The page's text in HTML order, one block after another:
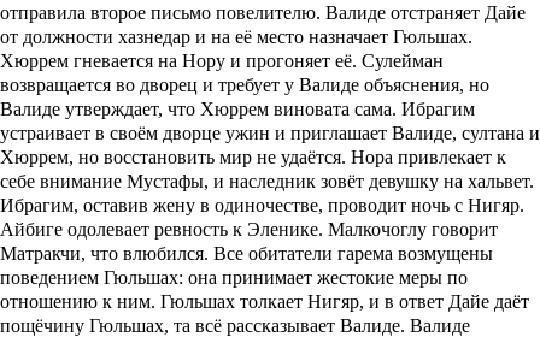
отправила второе письмо повелителю. Валиде отстраняет Дайе
от должности хазнедар и на её место назначает Гюльшах.
Хюррем гневается на Нору и прогоняет её. Сулейман
возвращается во дворец и требует у Валиде объяснения, но
Валиде утверждает, что Хюррем виновата сама. Ибрагим
устраивает в своём дворце ужин и приглашает Валиде, султана и
Хюррем, но восстановить мир не удаётся. Нора привлекает к
себе внимание Мустафы, и наследник зовёт девушку на хальвет.
Ибрагим, оставив жену в одиночестве, проводит ночь с Нигяр.
Айбиге одолевает ревность к Эленике. Малкочоглу говорит
Матракчи, что влюбился. Все обитатели гарема возмущены
поведением Гюльшах: она принимает жестокие меры по
отношению к ним. Гюльшах толкает Нигяр, и в ответ Дайе даёт
пощёчину Гюльшах, та всё рассказывает Валиде. Валиде